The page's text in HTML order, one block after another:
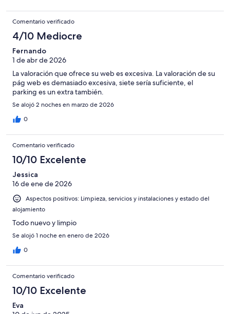
Comentario verificado
4/10 Mediocre
Fernando
1 de abr de 2026
La valoración que ofrece su web es excesiva. La valoración de su
pág web es demasiado excesiva, siete sería suficiente, el
parking es un extra también.
Se alojó 2 noches en marzo de 2026
0
Comentario verificado
10/10 Excelente
Jessica
16 de ene de 2026
Aspectos positivos: Limpieza, servicios y instalaciones y estado del
alojamiento
Todo nuevo y limpio
Se alojó 1 noche en enero de 2026
0
Comentario verificado
10/10 Excelente
Eva